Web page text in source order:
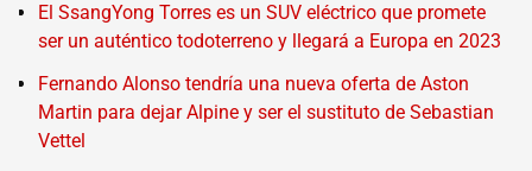
El SsangYong Torres es un SUV eléctrico que promete
ser un auténtico todoterreno y llegará a Europa en 2023
Fernando Alonso tendría una nueva oferta de Aston
Martin para dejar Alpine y ser el sustituto de Sebastian
Vettel